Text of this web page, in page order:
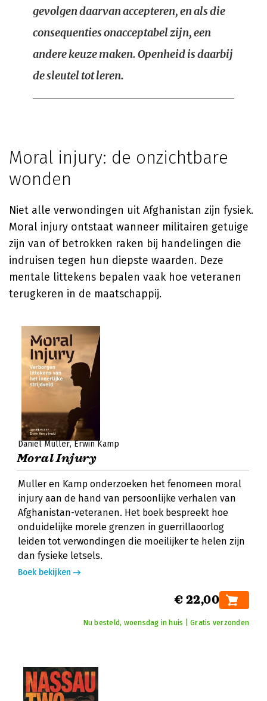
gevolgen daarvan accepteren, en als die
consequenties onacceptabel zijn, een
andere keuze maken. Openheid is daarbij
de sleutel tot leren.
Moral injury: de onzichtbare
wonden
Niet alle verwondingen uit Afghanistan zijn fysiek.
Moral injury ontstaat wanneer militairen getuige
zijn van of betrokken raken bij handelingen die
indruisen tegen hun diepste waarden. Deze
mentale littekens bepalen vaak hoe veteranen
terugkeren in de maatschappij.
Daniël Muller Erwin Kamp
Moral Injury
Muller en Kamp onderzoeken het fenomeen moral
injury aan de hand van persoonlijke verhalen van
Afghanistan-veteranen. Het boek bespreekt hoe
onduidelijke morele grenzen in guerrillaoorlog
leiden tot verwondingen die moeilijker te helen zijn
dan fysieke letsels.
Boek bekijken
€ 22,00
Nu besteld, woensdag in huis | Gratis verzonden